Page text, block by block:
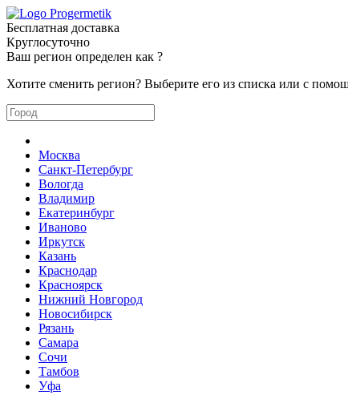
Бесплатная доставка
Круглосуточно
Ваш регион определен как ?
Хотите сменить регион? Выберите его из списка или с
Москва
Санкт-Петербург
Вологда
Владимир
Екатеринбург
Иваново
Иркутск
Казань
Краснодар
Красноярск
Нижний Новгород
Новосибирск
Рязань
Самара
Сочи
Тамбов
Уфа